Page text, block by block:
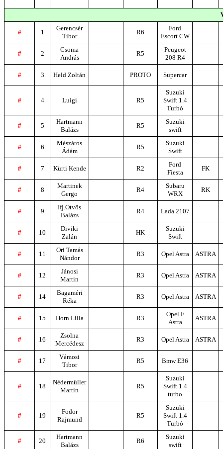
# 1
Gerencsér
Tibor
R6
Ford
Escort CW
# 2
Csoma
András
R5
Peugeot
208 R4
# 3 Held Zoltán PROTO Supercar
# 4 Luigi R5
Suzuki
Swift 1.4
Turbó
# 5
Hartmann
Balázs
R5
Suzuki
swift
# 6
Mészáros
Ádám
R5
Suzuki
Swift
# 7 Kürti Kende R2
Ford
Fiesta
FK
# 8
Martinek
Gergo
R4
Subaru
WRX
RK
# 9
Ifj.Ötvös
Balázs
R4 Lada 2107
# 10
Diviki
Zalán
HK
Suzuki
Swift
# 11
Ori Tamás
Nándor
R3 Opel Astra ASTRA
# 12
Jánosi
Martin
R3 Opel Astra ASTRA
# 14
Bagaméri
Réka
R3 Opel Astra ASTRA
# 15 Horn Lilla R3
Opel F
Astra
ASTRA
# 16
Zsolna
Mercédesz
R3 Opel Astra ASTRA
# 17
Vámosi
Tibor
R5 Bmw E36
# 18
Nédermüller
Martin
R5
Suzuki
Swift 1.4
turbo
# 19
Fodor
Rajmund
R5
Suzuki
Swift 1.4
Turbó
# 20
Hartmann
Balázs
R6
Suzuki
swift